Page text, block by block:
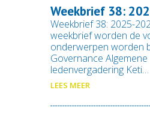
Weekbrief 38:
Weekbrief 38: 2025-
weekbrief worden de
onderwerpen worden
Governance Algemene
ledenvergadering Keti…
LEES MEER